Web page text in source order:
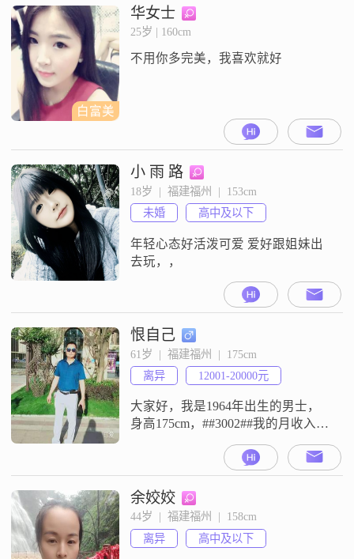
检测确诊的传染性病毒病原携带
者，或不愿自行开展相关筛查者，
##3002##我已退休，现独居，无任
白富美
华女士
25岁 | 160cm
不用你多完美，我喜欢就好
小 雨 路
18岁  |  福建福州  |  153cm
未婚
高中及以下
年轻心态好活泼可爱 爱好跟姐妹出
去玩，，
恨自己
61岁  |  福建福州  |  175cm
离异
12001-20000元
大家好，我是1964年出生的男士，
身高175cm，##3002##我的月收入在
12001到20000元之间，学历是高中
及以下##3002##我这个人责任感
强，性格成熟稳重，平时也挺有耐
心，比较包容##3002##在相处中，
我看重相互尊重，也愿意做到包容
理解##3002##我一直在追求事业上
的进步，同时也注重生活品质，平
余姣姣
44岁  |  福建福州  |  158cm
离异
高中及以下